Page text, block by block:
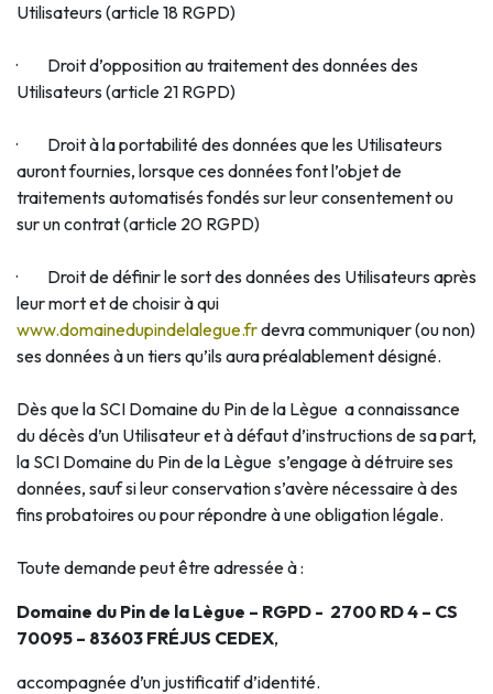
Utilisateurs (article 18 RGPD)
· Droit d’opposition au traitement des données des
Utilisateurs (article 21 RGPD)
· Droit à la portabilité des données que les Utilisateurs
auront fournies, lorsque ces données font l’objet de
traitements automatisés fondés sur leur consentement ou
sur un contrat (article 20 RGPD)
· Droit de définir le sort des données des Utilisateurs après
leur mort et de choisir à qui
www.domainedupindelalegue.frdevra communiquer (ou non)
ses données à un tiers qu’ils aura préalablement désigné.
Dès que la SCI Domaine du Pin de la Lègue a connaissance
du décès d’un Utilisateur et à défaut d’instructions de sa part,
la SCI Domaine du Pin de la Lègue s’engage à détruire ses
données, sauf si leur conservation s’avère nécessaire à des
fins probatoires ou pour répondre à une obligation légale.
Toute demande peut être adressée à :
Domaine du Pin de la Lègue – RGPD - 2700 RD 4 – CS
70095 – 83603 FRÉJUS CEDEX,
accompagnée d’un justificatif d’identité.